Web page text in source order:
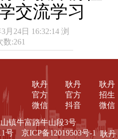
交流学习
月24日 16:32:14 浏
数:261
耿丹
招生
微信
耿丹
官方
抖音
耿丹
官方
微信
镇牛富路牛山段3号
号
京ICP备12019503号-1耿丹